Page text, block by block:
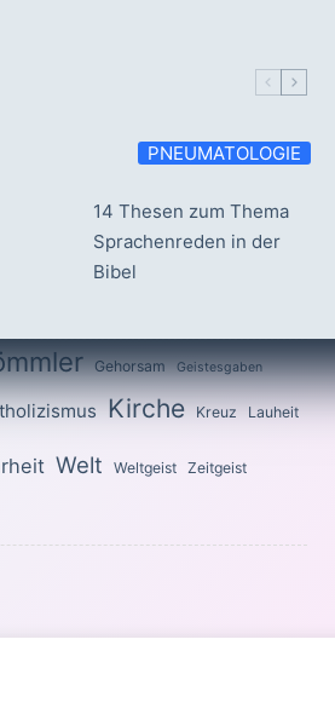
PNEUMATOLOGIE
14 Thesen zum Thema
Sprachenreden in der
Bibel
Gehorsam Geistesgaben
Kirche Kreuz Lauheit
Welt Weltgeist Zeitgeist